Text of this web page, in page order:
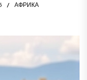
АФРИКА